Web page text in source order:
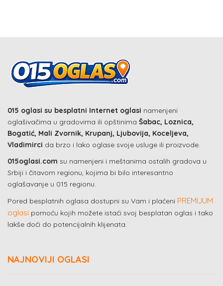
015 oglasi su besplatni Internet oglasi namenjeni
oglašivačima u gradovima ili opštinima Šabac, Loznica,
Bogatić, Mali Zvornik, Krupanj, Ljubovija, Koceljeva,
Vladimirci da brzo i lako oglase svoje usluge ili proizvode.
015oglasi.com su namenjeni i meštanima ostalih gradova u
Srbiji i čitavom regionu, kojima bi bilo interesantno
oglašavanje u 015 regionu.
Pored besplatnih oglasa dostupni su Vam i plaćeni PREMIJUM
oglasi pomoću kojih možete istaći svoj besplatan oglas i tako
lakše doći do potencijalnih klijenata.
NAJNOVIJI OGLASI